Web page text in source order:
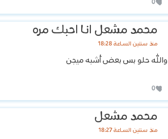
0
محمد مشعل انا احبك مره
منذ سنتين الساعة 18:28
والله حلو بس بعض أشبه ميجن
0
محمد مشعل
منذ سنتين الساعة 18:27